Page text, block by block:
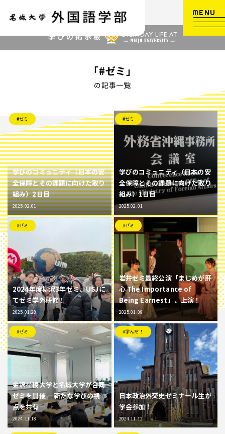
MENU
「#ゼミ」
の記事一覧
学びのコミュニティ（日本の安
全保障とその課題に向けた取り
組み）2日目
2025.02.01
#ゼミ
学びのコミュニティ（日本の安
全保障とその課題に向けた取り
組み）1日目
2025.02.01
#ゼミ
2024年度柳沢3年ゼミ、USJに
てゼミ学外研修！
2025.01.28
#ゼミ
岩井ゼミ最終公演「まじめが肝
心 The Importance of
Being Earnest」、上演！
2025.01.09
#ゼミ
金沢星稜大学と名城大学が合同
ゼミを開催 ―新たな学びの視
点を共有―
2024.11.18
#ゼミ
日本政治外交史ゼミナール生が
学会参加！
2024.11.12
#学んだ！